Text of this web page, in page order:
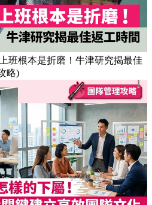
班根本是折磨！牛津研究揭最佳
略)